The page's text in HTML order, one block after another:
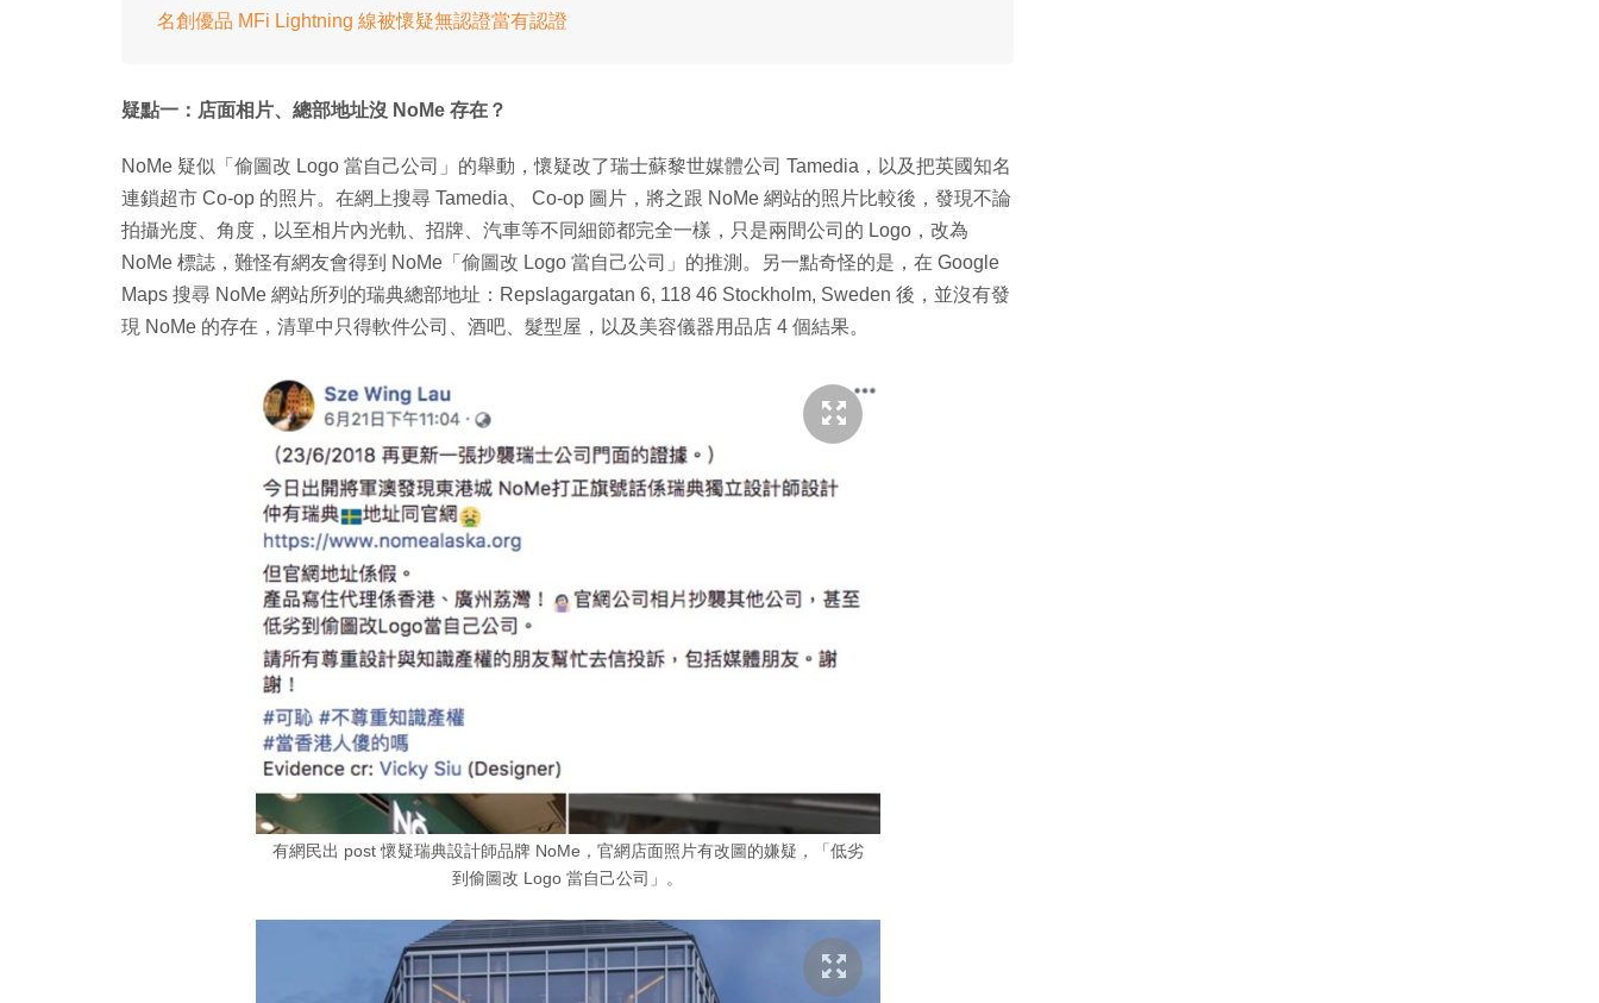
名創優品 MFi Lightning 線被懷疑無認證當有認證
疑點一：店面相片、總部地址沒 NoMe 存在？
NoMe 疑似「偷圖改 Logo 當自己公司」的舉動，懷疑改了瑞士蘇黎世媒體公司 Tamedia，以及把英國知名
連鎖超市 Co-op 的照片。在網上搜尋 Tamedia、 Co-op 圖片，將之跟 NoMe 網站的照片比較後，發現不論
拍攝光度、角度，以至相片內光軌、招牌、汽車等不同細節都完全一樣，只是兩間公司的 Logo，改為
NoMe 標誌，難怪有網友會得到 NoMe「偷圖改 Logo 當自己公司」的推測。另一點奇怪的是，在 Google
Maps 搜尋 NoMe 網站所列的瑞典總部地址：Repslagargatan 6, 118 46 Stockholm, Sweden 後，並沒有發
現 NoMe 的存在，清單中只得軟件公司、酒吧、髮型屋，以及美容儀器用品店 4 個結果。
有網民出 post 懷疑瑞典設計師品牌 NoMe，官網店面照片有改圖的嫌疑，「低劣
到偷圖改 Logo 當自己公司」。